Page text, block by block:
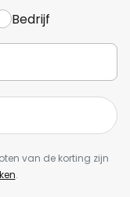
Bedrijf
van de korting zijn
.